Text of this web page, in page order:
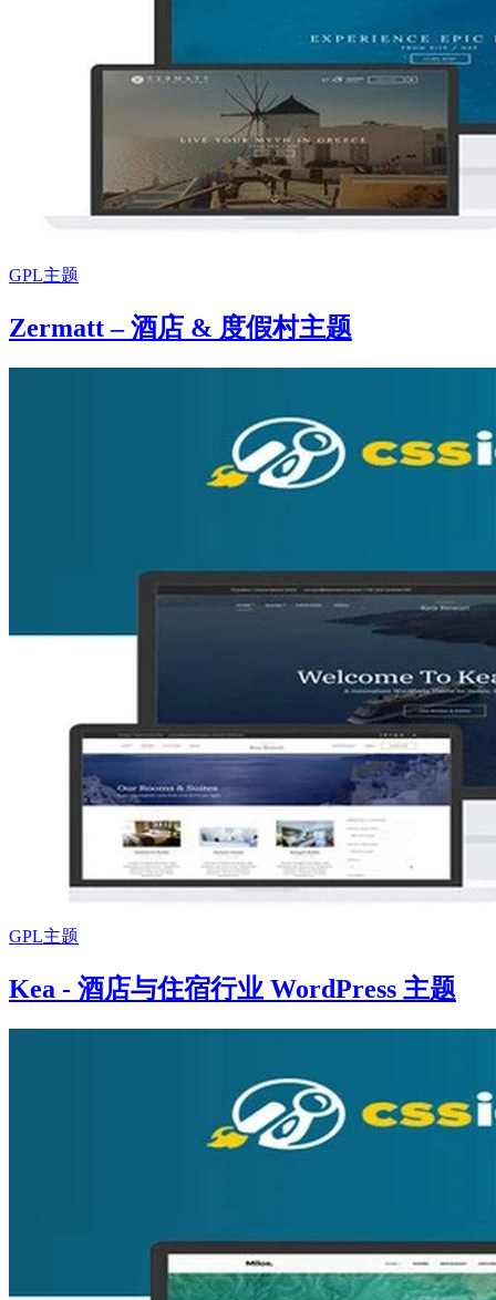
GPL主题
Zermatt – 酒店 & 度假村主题
GPL主题
Kea - 酒店与住宿行业 WordPress 主题